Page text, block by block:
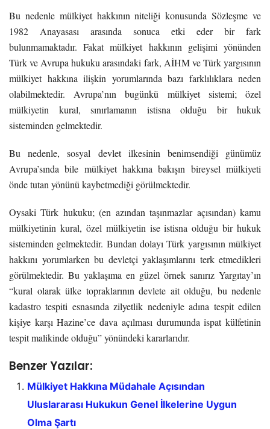
Bu nedenle mülkiyet hakkının niteliği konusunda Sözleşme ve
1982 Anayasası arasında sonuca etki eder bir fark
bulunmamaktadır. Fakat mülkiyet hakkının gelişimi yönünden
Türk ve Avrupa hukuku arasındaki fark, AİHM ve Türk yargısının
mülkiyet hakkına ilişkin yorumlarında bazı farklılıklara neden
olabilmektedir. Avrupa’nın bugünkü mülkiyet sistemi; özel
mülkiyetin kural, sınırlamanın istisna olduğu bir hukuk
sisteminden gelmektedir.
Bu nedenle, sosyal devlet ilkesinin benimsendiği günümüz
Avrupa’sında bile mülkiyet hakkına bakışın bireysel mülkiyeti
önde tutan yönünü kaybetmediği görülmektedir.
Oysaki Türk hukuku; (en azından taşınmazlar açısından) kamu
mülkiyetinin kural, özel mülkiyetin ise istisna olduğu bir hukuk
sisteminden gelmektedir. Bundan dolayı Türk yargısının mülkiyet
hakkını yorumlarken bu devletçi yaklaşımlarını terk etmedikleri
görülmektedir. Bu yaklaşıma en güzel örnek sanırız Yargıtay’ın
“kural olarak ülke topraklarının devlete ait olduğu, bu nedenle
kadastro tespiti esnasında zilyetlik nedeniyle adına tespit edilen
kişiye karşı Hazine’ce dava açılması durumunda ispat külfetinin
tespit malikinde olduğu” yönündeki kararlarıdır.
Benzer Yazılar:
Mülkiyet Hakkına Müdahale Açısından
Uluslararası Hukukun Genel İlkelerine Uygun
Olma Şartı